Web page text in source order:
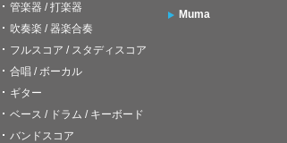
管楽器 / 打楽器
吹奏楽 / 器楽合奏
フルスコア / スタディスコア
合唱 / ボーカル
ギター
ベース / ドラム / キーボード
バンドスコア
Muma